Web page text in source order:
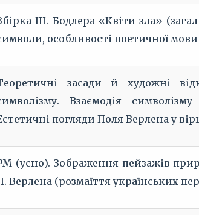
Ш. Бодлера «Квіти зла»
особливості поетичної
засади й художні
Взаємодія
погляди Поля Верлена у
(усно). Зображення пейзажів
Верлена (розмаїття українських